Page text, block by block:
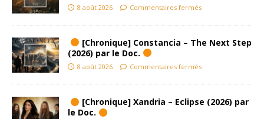
8 août 2026 Commentaires fermés
[Chronique] Constancia – The Next Step
(2026) par le Doc.
8 août 2026 Commentaires fermés
[Chronique] Xandria – Eclipse (2026) par
le Doc.